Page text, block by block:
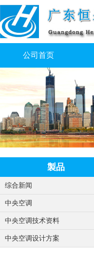
公司首页
製品
综合新闻
中央空调
中央空调技术资料
中央空调设计方案